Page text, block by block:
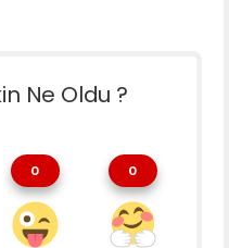
Ne Oldu ?
0 0